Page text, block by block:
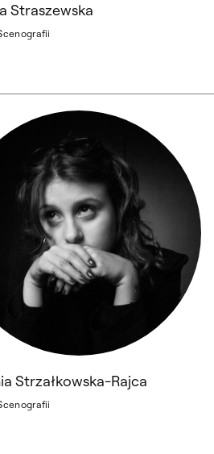
Straszewska
Rajca
Strzałkowska-Rajca